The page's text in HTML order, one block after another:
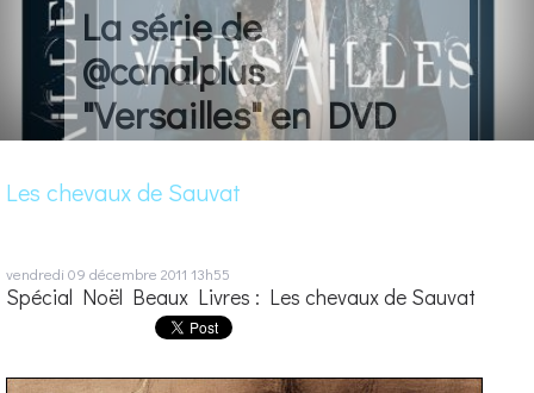
La série de
@canalplus
"Versailles" en DVD
Les chevaux de Sauvat
vendredi 09 décembre 2011 13h55
Spécial Noël Beaux Livres : Les chevaux de Sauvat